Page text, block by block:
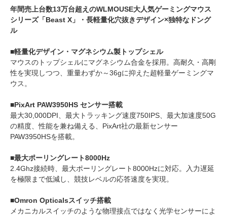
年間売上台数13万台超えのWLMOUSE大人気ゲーミングマウス
シリーズ「Beast X」・長軽量化穴抜きデザイン×独特なドング
ル
■軽量化デザイン・マグネシウム製トップシェル
マウスのトップシェルにマグネシウム合金を採用。高耐久・高剛
性を実現しつつ、重量わずか～36gに抑えた超軽量ゲーミングマ
ウス。
■PixArt PAW3950HS センサー搭載
最大30,000DPI、最大トラッキング速度750IPS、最大加速度50G
の精度、性能を兼ね備える、PixArt社の最新センサー
PAW3950HSを搭載。
■最大ポーリングレート8000Hz
2.4Ghz接続時、最大ポーリングレート8000Hzに対応。入力遅延
を極限まで低減し、競技レベルの応答速度を実現。
■Omron Opticalsスイッチ搭載
メカニカルスイッチのような物理接点ではなく光学センサーによ